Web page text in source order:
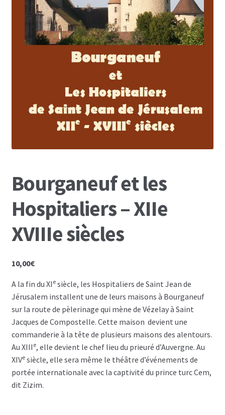
Bourganeuf et les
Hospitaliers – XIIe
XVIIIe siècles
10,00€
A la fin du XI esiècle, les Hospitaliers de Saint Jean de
Jérusalem installent une de leurs maisons à Bourganeuf
sur la route de pèlerinage qui mène de Vézelay à Saint
Jacques de Compostelle. Cette maison devient une
commanderie à la tête de plusieurs maisons des alentours.
Au XIII e, elle devient le chef lieu du prieuré d’Auvergne. Au
XIVesiècle, elle sera même le théâtre d’événements de
portée internationale avec la captivité du prince turc Cem,
dit Zizim.